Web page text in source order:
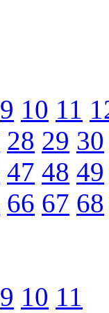
9 10 11
28 29 30
47 48 49
66 67 68
9 10 11